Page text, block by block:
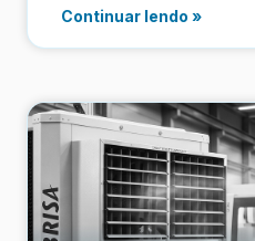
Continuar lendo »